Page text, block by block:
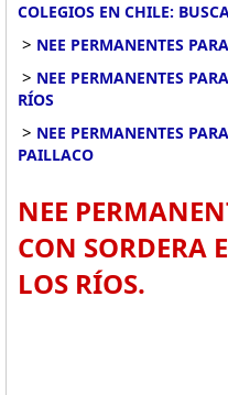
COLEGIOS EN CHILE:
> NEE PERMANENTES
> NEE PERMANENTES
RÍOS
> NEE PERMANENTES
PAILLACO
NEE
CON SORDERA
LOS RÍOS.